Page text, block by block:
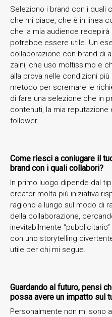
Seleziono i brand con i quali
che mi piace, che è in linea
che la mia audience
potrebbe essere utile. Un
collaborazione con brand di
zaini, che uso moltissimo e
alla prova nelle condizioni
metodo per scremare le
di fare una selezione che in
contenuti, la mia
follower.
Come riesci a coniugare il
brand con i quali collabori?
In primo luogo dipende dal
creator molta più iniziativa
ragiono a lungo sul modo di
della collaborazione,
inevitabilmente
con uno storytelling
utile per chi mi segue.
Guardando al futuro, pensi
possa avere un impatto sul
Personalmente non mi sono